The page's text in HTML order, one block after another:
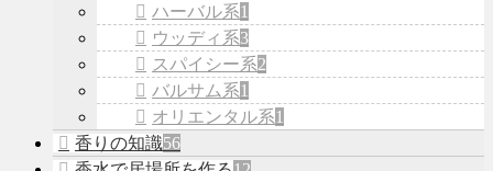
ハーバル系1
ウッディ系3
スパイシー系2
バルサム系1
オリエンタル系1
香りの知識56